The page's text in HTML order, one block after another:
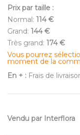
Prix par taille :
Normal: 114 €
Grand: 144 €
Très grand: 174 €
Vous pourrez
moment de la
En + : Frais de
Vendu par Interflora